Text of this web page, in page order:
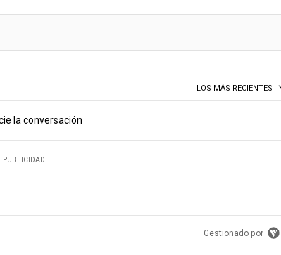
LOS MÁS RECIENTES
la conversación
PUBLICIDAD
Gestionado por